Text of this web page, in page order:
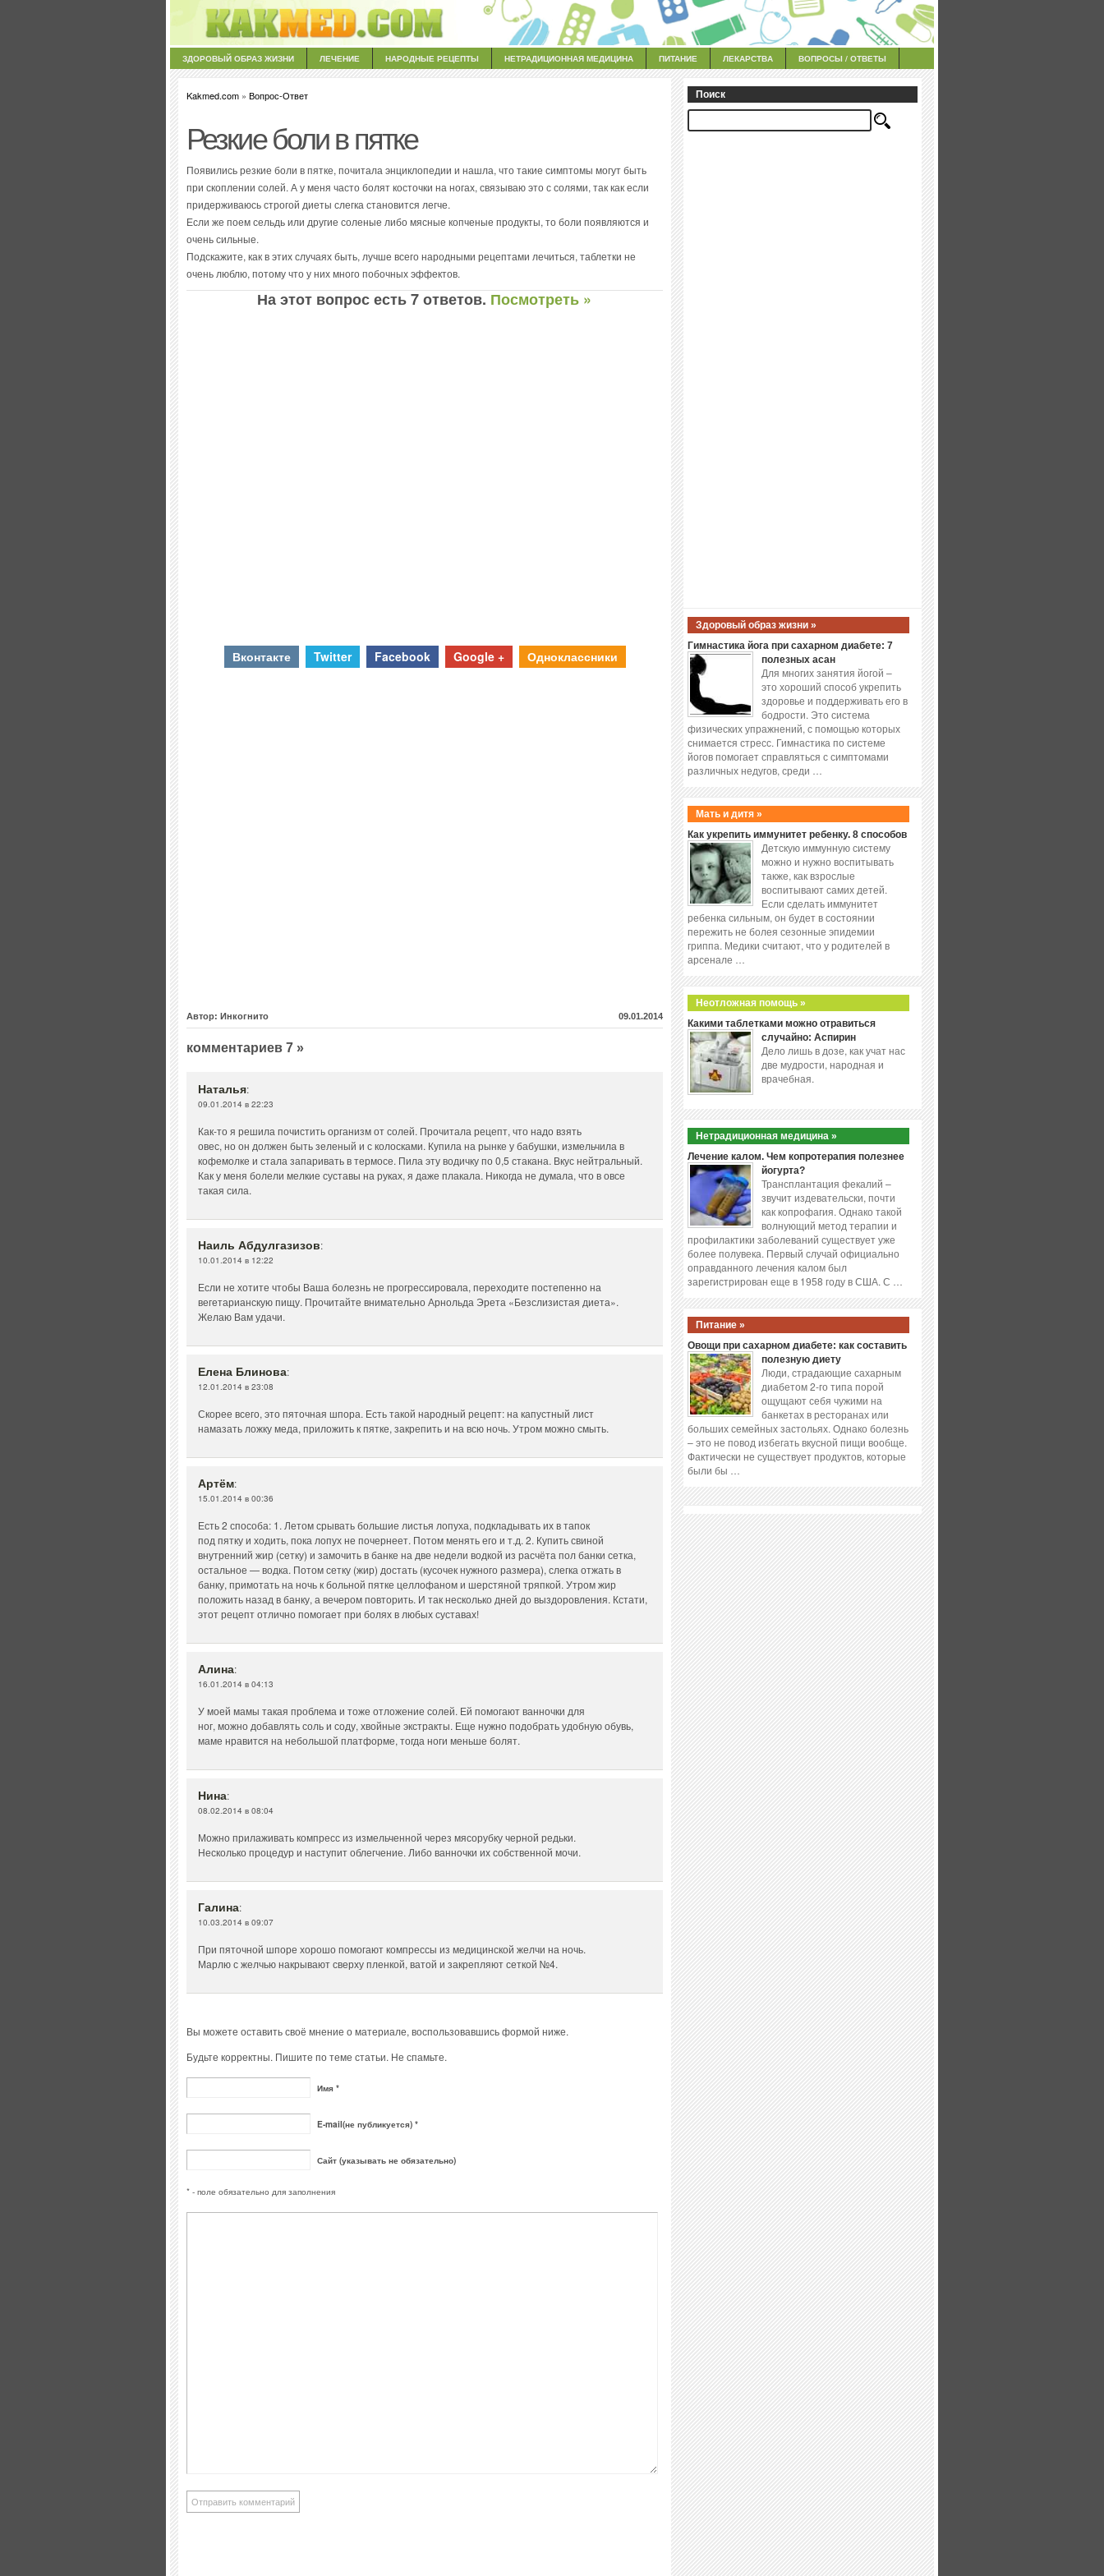
ЗДОРОВЫЙ ОБРАЗ ЖИЗНИ ЛЕЧЕНИЕ НАРОДНЫЕ РЕЦЕПТЫ НЕТРАДИЦИОННАЯ МЕДИЦИНА ПИТАНИЕ ЛЕКАРСТВА ВОПРОСЫ / ОТВЕТЫ
Kakmed.com » Вопрос-Ответ
Резкие боли в пятке
Появились резкие боли в пятке, почитала энциклопедии и нашла, что такие симптомы могут быть
при скоплении солей. А у меня часто болят косточки на ногах, связываю это с солями, так как если
придерживаюсь строгой диеты слегка становится легче.
Если же поем сельдь или другие соленые либо мясные копченые продукты, то боли появляются и
очень сильные.
Подскажите, как в этих случаях быть, лучше всего народными рецептами лечиться, таблетки не
очень люблю, потому что у них много побочных эффектов.
На этот вопрос есть 7 ответов. Посмотреть »
Вконтакте Twitter Facebook Google + Одноклассники
Автор: Инкогнито 09.01.2014
комментариев 7 »
Наталья:
09.01.2014 в 22:23
Как-то я решила почистить организм от солей. Прочитала рецепт, что надо взять
овес, но он должен быть зеленый и с колосками. Купила на рынке у бабушки, измельчила в
кофемолке и стала запаривать в термосе. Пила эту водичку по 0,5 стакана. Вкус нейтральный.
Как у меня болели мелкие суставы на руках, я даже плакала. Никогда не думала, что в овсе
такая сила.
Наиль Абдулгазизов:
10.01.2014 в 12:22
Если не хотите чтобы Ваша болезнь не прогрессировала, переходите постепенно на
вегетарианскую пищу. Прочитайте внимательно Арнольда Эрета «Безслизистая диета».
Желаю Вам удачи.
Елена Блинова:
12.01.2014 в 23:08
Скорее всего, это пяточная шпора. Есть такой народный рецепт: на капустный лист
намазать ложку меда, приложить к пятке, закрепить и на всю ночь. Утром можно смыть.
Артём:
15.01.2014 в 00:36
Есть 2 способа: 1. Летом срывать большие листья лопуха, подкладывать их в тапок
под пятку и ходить, пока лопух не почернеет. Потом менять его и т.д. 2. Купить свиной
внутренний жир (сетку) и замочить в банке на две недели водкой из расчёта пол банки сетка,
остальное — водка. Потом сетку (жир) достать (кусочек нужного размера), слегка отжать в
банку, примотать на ночь к больной пятке целлофаном и шерстяной тряпкой. Утром жир
положить назад в банку, а вечером повторить. И так несколько дней до выздоровления. Кстати,
этот рецепт отлично помогает при болях в любых суставах!
Алина:
16.01.2014 в 04:13
У моей мамы такая проблема и тоже отложение солей. Ей помогают ванночки для
ног, можно добавлять соль и соду, хвойные экстракты. Еще нужно подобрать удобную обувь,
маме нравится на небольшой платформе, тогда ноги меньше болят.
Нина:
08.02.2014 в 08:04
Можно прилаживать компресс из измельченной через мясорубку черной редьки.
Несколько процедур и наступит облегчение. Либо ванночки их собственной мочи.
Галина:
10.03.2014 в 09:07
При пяточной шпоре хорошо помогают компрессы из медицинской желчи на ночь.
Марлю с желчью накрывают сверху пленкой, ватой и закрепляют сеткой №4.
Вы можете оставить своё мнение о материале, воспользовавшись формой ниже.
Будьте корректны. Пишите по теме статьи. Не спамьте.
Имя *
E-mail(не публикуется) *
Сайт (указывать не обязательно)
* - поле обязательно для заполнения
Поиск
Здоровый образ жизни »
Гимнастика йога при сахарном диабете: 7
полезных асан
Для многих занятия йогой –
это хороший способ укрепить
здоровье и поддерживать его в
бодрости. Это система
физических упражнений, с помощью которых
снимается стресс. Гимнастика по системе
йогов помогает справляться с симптомами
различных недугов, среди …
Мать и дитя »
Как укрепить иммунитет ребенку. 8 способов
Детскую иммунную систему
можно и нужно воспитывать
также, как взрослые
воспитывают самих детей.
Если сделать иммунитет
ребенка сильным, он будет в состоянии
пережить не болея сезонные эпидемии
гриппа. Медики считают, что у родителей в
арсенале …
Неотложная помощь »
Какими таблетками можно отравиться
случайно: Аспирин
Дело лишь в дозе, как учат нас
две мудрости, народная и
врачебная.
Нетрадиционная медицина »
Лечение калом. Чем копротерапия полезнее
йогурта?
Трансплантация фекалий –
звучит издевательски, почти
как копрофагия. Однако такой
волнующий метод терапии и
профилактики заболеваний существует уже
более полувека. Первый случай официально
оправданного лечения калом был
зарегистрирован еще в 1958 году в США. С …
Питание »
Овощи при сахарном диабете: как составить
полезную диету
Люди, страдающие сахарным
диабетом 2-го типа порой
ощущают себя чужими на
банкетах в ресторанах или
больших семейных застольях. Однако болезнь
– это не повод избегать вкусной пищи вообще.
Фактически не существует продуктов, которые
были бы …